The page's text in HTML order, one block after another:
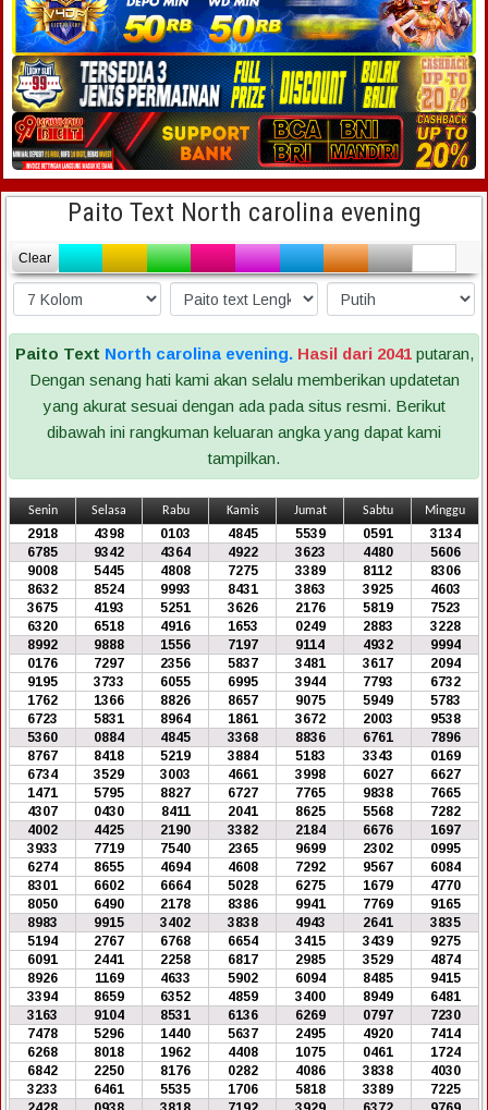
Paito Text North carolina evening
Clear
Paito Text North carolina evening. Hasil dari 2041putaran,
Dengan senang hati kami akan selalu memberikan updatetan
yang akurat sesuai dengan ada pada situs resmi. Berikut
dibawah ini rangkuman keluaran angka yang dapat kami
tampilkan.
Senin Selasa Rabu Kamis Jumat Sabtu Minggu
2918 4398 0103 4845 5539 0591
3134
6785
9342 4364 4922 3623 4480
5606
9008
5445 4808 7275 3389 8112
8306
8632
8524 9993 8431 3863 3925
4603
3675
4193 5251 3626 2176 5819
7523
6320
6518 4916 1653 0249 2883
3228
8992
9888 1556 7197 9114 4932
9994
0176
7297 2356 5837 3481 3617
2094
9195
3733 6055 6995 3944 7793
6732
1762
1366 8826 8657 9075 5949
5783
6723
5831 8964 1861 3672 2003
9538
5360
0884 4845 3368 8836 6761
7896
8767
8418 5219 3884 5183 3343
0169
6734
3529 3003 4661 3998 6027
6627
1471
5795 8827 6727 7765 9838
7665
4307
0430 8411 2041 8625 5568
7282
4002
4425 2190 3382 2184 6676
1697
3933
7719 7540 2365 9699 2302
0995
6274
8655 4694 4608 7292 9567
6084
8301
6602 6664 5028 6275 1679
4770
8050
6490 2178 8386 9941 7769
9165
8983
9915 3402 3838 4943 2641
3835
5194
2767 6768 6654 3415 3439
9275
6091
2441 2258 6817 2985 3529
4874
8926
1169 4633 5902 6094 8485
9415
3394
8659 6352 4859 3400 8949
6481
3163
9104 8531 6136 6269 0797
7230
7478
5296 1440 5637 2495 4920
7414
6268
8018 1962 4408 1075 0461
1724
6842
2250 8176 0282 4086 3838
4030
3233
6461 5535 1706 5818 3389
7225